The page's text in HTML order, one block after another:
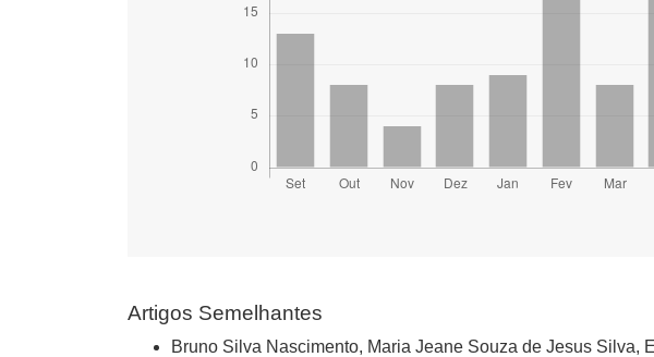
Artigos Semelhantes
Bruno Silva Nascimento, Maria Jeane Souza de Jesus